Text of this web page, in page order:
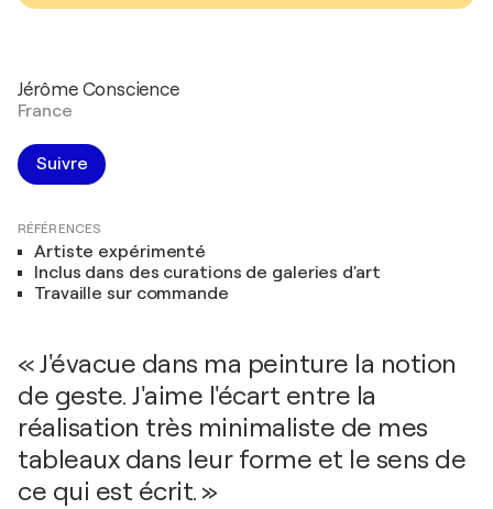
Jérôme Conscience
France
Suivre
RÉFÉRENCES
Artiste expérimenté
Inclus dans des curations de galeries d'art
Travaille sur commande
« J'évacue dans ma peinture la notion
de geste. J'aime l'écart entre la
réalisation très minimaliste de mes
tableaux dans leur forme et le sens de
ce qui est écrit. »